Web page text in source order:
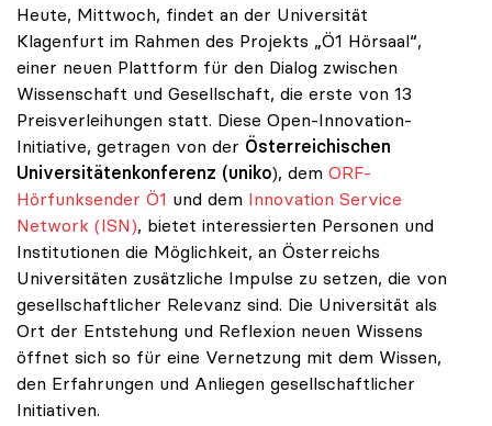
Heute, Mittwoch, findet an der Universität
Klagenfurt im Rahmen des Projekts „Ö1 Hörsaal“,
einer neuen Plattform für den Dialog zwischen
Wissenschaft und Gesellschaft, die erste von 13
Preisverleihungen statt. Diese Open-Innovation-
Initiative, getragen von der Österreichischen
Universitätenkonferenz (uniko), dem ORF-
Hörfunksender Ö1 und dem Innovation Service
Network (ISN), bietet interessierten Personen und
Institutionen die Möglichkeit, an Österreichs
Universitäten zusätzliche Impulse zu setzen, die von
gesellschaftlicher Relevanz sind. Die Universität als
Ort der Entstehung und Reflexion neuen Wissens
öffnet sich so für eine Vernetzung mit dem Wissen,
den Erfahrungen und Anliegen gesellschaftlicher
Initiativen.